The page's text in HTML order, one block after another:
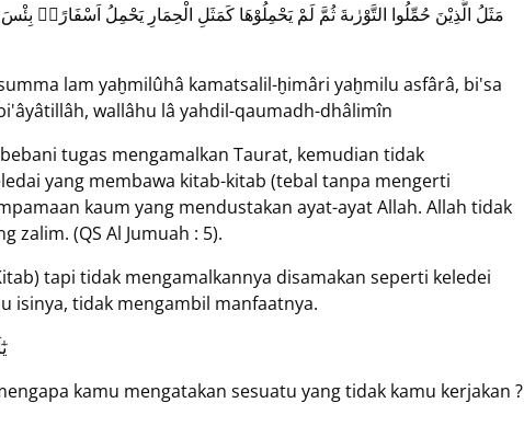
مَثَلُ الَّذِيْنَ حُمِّلُوا التَّوْرٰىةَ ثُمَّ لَمْ يَحْمِلُوْهَا كَمَثَلِ الْحِمَارِ يَحْمِلُ اَسْفَارًاۗ
lam yaḫmilûhâ kamatsalil-ḫimâri yaḫmilu asfârâ, bi'sa
wallâhu lâ yahdil-qaumadh-dhâlimîn
tugas mengamalkan Taurat, kemudian tidak
yang membawa kitab-kitab (tebal tanpa mengerti
kaum yang mendustakan ayat-ayat Allah. Allah tidak
zalim. (QS Al Jumuah : 5).
tapi tidak mengamalkannya disamakan seperti keledei
isinya, tidak mengambil manfaatnya.
kamu mengatakan sesuatu yang tidak kamu kerjakan ?